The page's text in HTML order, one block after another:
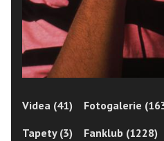
Videa (41) Fotogalerie
Tapety (3)
Fanklub (1228)